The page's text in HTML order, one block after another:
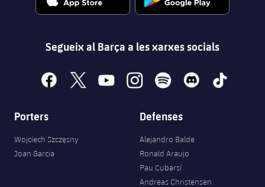
Segueix al Barça a les xarxes socials
facebook
x youtubeinstagramspotify discord tiktok
Porters
Wojciech Szczęsny
Joan Garcia
Defenses
Alejandro Balde
Ronald Araujo
Pau Cubarsí
Andreas Christensen